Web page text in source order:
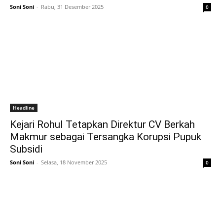
Soni Soni - Rabu, 31 Desember 2025 0
Headline
Kejari Rohul Tetapkan Direktur CV Berkah
Makmur sebagai Tersangka Korupsi Pupuk
Subsidi
Soni Soni - Selasa, 18 November 2025 0